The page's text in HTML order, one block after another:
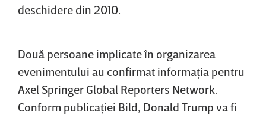
deschidere din 2010.
Două persoane implicate în organizarea
evenimentului au confirmat informaţia pentru
Axel Springer Global Reporters Network.
Conform publicaţiei Bild, Donald Trump va fi